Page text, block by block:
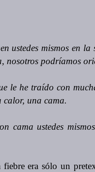
mismos en la
nosotros podríamos
le he traído con
calor, una cama.
ustedes
era sólo un